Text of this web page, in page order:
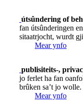
útsûndering of
fan útsûnderingen
sitaatrjocht, wurdt
Mear ynfo
publisiteits-,
jo ferlet ha fan
brûken sa’t jo wolle.
Mear ynfo